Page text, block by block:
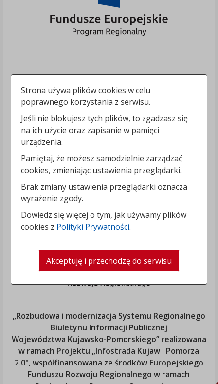
„Rozbudowa i modernizacja Systemu Regionalnego
Biuletynu Informacji Publicznej
Województwa Kujawsko-Pomorskiego” realizowana
w ramach Projektu „Infostrada Kujaw i Pomorza
2.0", współfinansowana ze środków Europejskiego
Funduszu Rozwoju Regionalnego w ramach
Strona używa plików cookies w celu
poprawnego korzystania z serwisu.
Jeśli nie blokujesz tych plików, to zgadzasz się
na ich użycie oraz zapisanie w pamięci
urządzenia.
Pamiętaj, że możesz samodzielnie zarządzać
cookies, zmieniając ustawienia przeglądarki.
Brak zmiany ustawienia przeglądarki oznacza
wyrażenie zgody.
Dowiedz się więcej o tym, jak używamy plików
cookies z Polityki Prywatności.
Akceptuję i przechodzę do serwisu